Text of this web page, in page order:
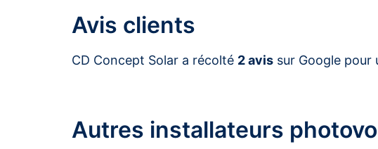
Avis clients
CD Concept Solar a récolté 2 avis sur Google pour
Autres installateurs